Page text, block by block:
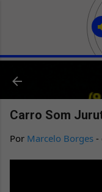
Pular
Carro Som
Por Marcelo Borges -